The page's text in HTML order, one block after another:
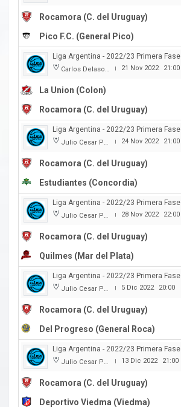
Rocamora (C. del Uruguay)
Pico F.C. (General Pico)
Liga Argentina - 2022/23 Primera Fase
Carlos Delasoie | 21 Nov 2022 21:00
La Union (Colon)
Rocamora (C. del Uruguay)
Liga Argentina - 2022/23 Primera Fase
Julio Cesar Paccagnella | 24 Nov 2022 21:00
Rocamora (C. del Uruguay)
Estudiantes (Concordia)
Liga Argentina - 2022/23 Primera Fase
Julio Cesar Paccagnella | 28 Nov 2022 22:00
Rocamora (C. del Uruguay)
Quilmes (Mar del Plata)
Liga Argentina - 2022/23 Primera Fase
Julio Cesar Paccagnella | 5 Dic 2022 20:00
Rocamora (C. del Uruguay)
Del Progreso (General Roca)
Liga Argentina - 2022/23 Primera Fase
Julio Cesar Paccagnella | 13 Dic 2022 21:00
Rocamora (C. del Uruguay)
Deportivo Viedma (Viedma)